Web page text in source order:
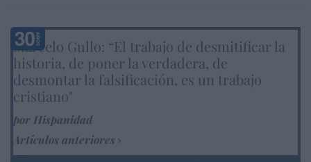
Marcelo Gullo: “El trabajo de desmitificar la
historia, de poner la verdadera, de
desmontar la falsificación, es un trabajo
cristiano"
por Hispanidad
Artículos anteriores